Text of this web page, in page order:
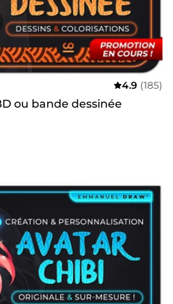
souvent pour mon
bon sens, car j’aime aller
💕
4.9 (185)
ou bande dessinée